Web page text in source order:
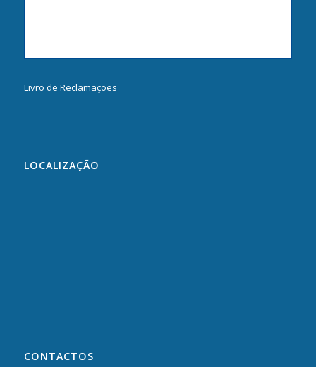
Livro de Reclamações
LOCALIZAÇÃO
CONTACTOS